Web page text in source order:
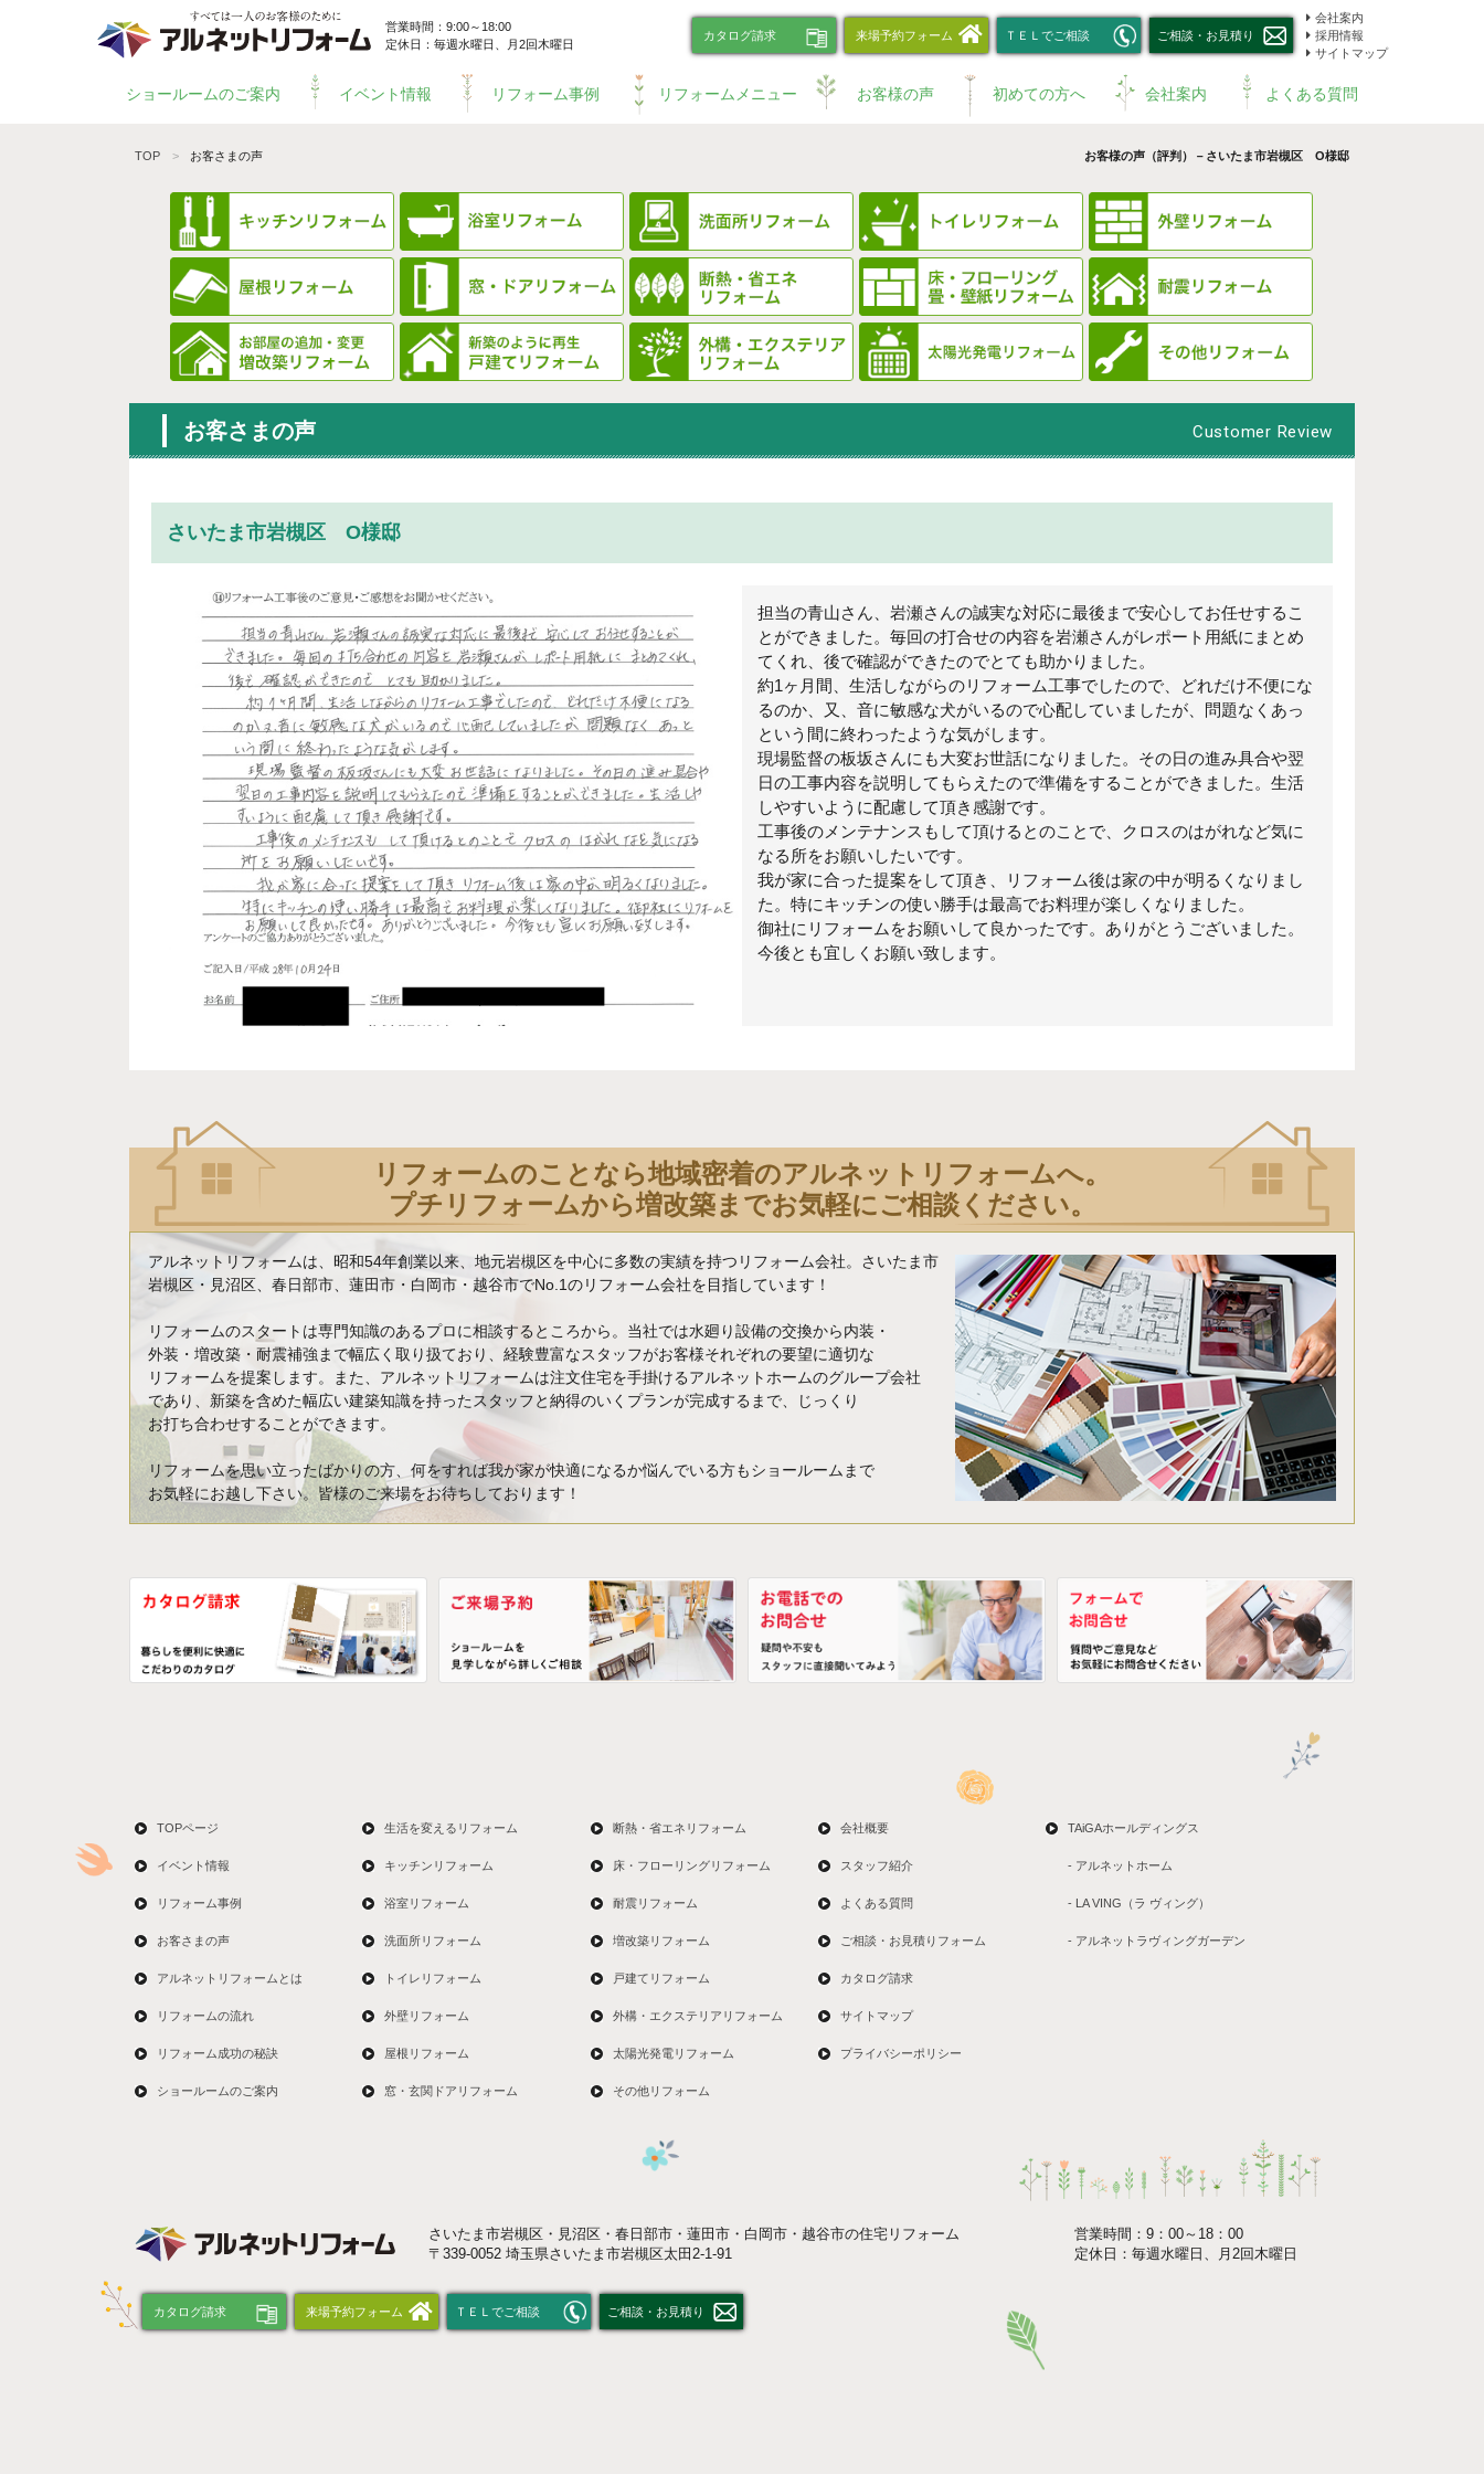
営業時間：9:00～18:00
定休日：毎週水曜日、
月2回木曜日
カタログ請求 来場予約フォーム ＴＥＬでご相談 ご相談・お見積り
会社案内
採用情報
サイトマップ
ショールームのご案内 イベント情報 リフォーム事例 リフォームメニュー お客様の声 初めての方へ 会社案内 よくある質問
お客様の声（評判）－さいたま市岩槻区 O様邸
TOP お客さまの声
お客さまの声 Customer Review
さいたま市岩槻区 O様邸
担当の青山さん、岩瀬さんの誠実な対応に最後まで安心してお任せするこ
とができました。毎回の打合せの内容を岩瀬さんがレポート用紙にまとめ
てくれ、後で確認ができたのでとても助かりました。
約1ヶ月間、生活しながらのリフォーム工事でしたので、どれだけ不便にな
るのか、又、音に敏感な犬がいるので心配していましたが、問題なくあっ
という間に終わったような気がします。
現場監督の板坂さんにも大変お世話になりました。その日の進み具合や翌
日の工事内容を説明してもらえたので準備をすることができました。生活
しやすいように配慮して頂き感謝です。
工事後のメンテナンスもして頂けるとのことで、クロスのはがれなど気に
なる所をお願いしたいです。
我が家に合った提案をして頂き、リフォーム後は家の中が明るくなりまし
た。特にキッチンの使い勝手は最高でお料理が楽しくなりました。
御社にリフォームをお願いして良かったです。ありがとうございました。
今後とも宜しくお願い致します。
リフォームのことなら地域密着のアルネットリフォームへ。
プチリフォームから増改築までお気軽にご相談ください。
アルネットリフォームは、昭和54年創業以来、地元岩槻区を中心に多数の実績を持つリフォーム会社。さいたま市
岩槻区・見沼区、春日部市、蓮田市・白岡市・越谷市でNo.1のリフォーム会社を目指しています！
リフォームのスタートは専門知識のあるプロに相談するところから。当社では水廻り設備の交換から内装・
外装・増改築・耐震補強まで幅広く取り扱ており、経験豊富なスタッフがお客様それぞれの要望に適切な
リフォームを提案します。また、アルネットリフォームは注文住宅を手掛けるアルネットホームのグループ会社
であり、新築を含めた幅広い建築知識を持ったスタッフと納得のいくプランが完成するまで、じっくり
お打ち合わせすることができます。
リフォームを思い立ったばかりの方、何をすれば我が家が快適になるか悩んでいる方もショールームまで
お気軽にお越し下さい。皆様のご来場をお待ちしております！
TOPページ
イベント情報
リフォーム事例
お客さまの声
アルネットリフォームとは
リフォームの流れ
リフォーム成功の秘訣
ショールームのご案内
生活を変えるリフォーム
キッチンリフォーム
浴室リフォーム
洗面所リフォーム
トイレリフォーム
外壁リフォーム
屋根リフォーム
窓・玄関ドアリフォーム
断熱・省エネリフォーム
床・フローリングリフォーム
耐震リフォーム
増改築リフォーム
戸建てリフォーム
外構・エクステリアリフォーム
太陽光発電リフォーム
その他リフォーム
会社概要
スタッフ紹介
よくある質問
ご相談・お見積りフォーム
カタログ請求
サイトマップ
プライバシーポリシー
TAiGAホールディングス
- アルネットホーム
- LA VING（ラ ヴィング）
- アルネットラヴィングガーデン
さいたま市岩槻区・見沼区・春日部市・蓮田市・白岡市・越谷市の住宅リフォーム
〒339-0052 埼玉県さいたま市岩槻区太田2-1-91
営業時間：9：00～18：00
定休日：毎週水曜日、月2回木曜日
カタログ請求 来場予約フォーム ＴＥＬでご相談 ご相談・お見積り